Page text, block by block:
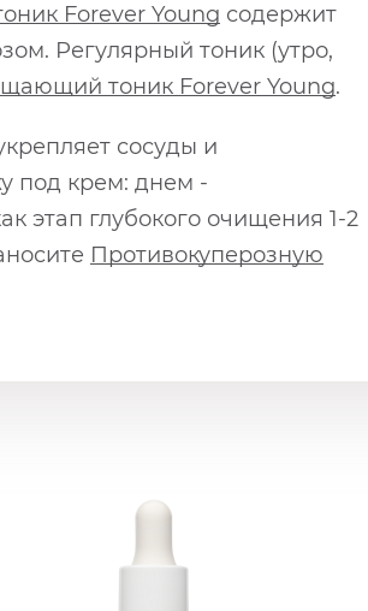
Forever Young содержит
Регулярный тоник (утро,
тоник Forever Young.
сосуды и
под крем: днем -
этап глубокого очищения 1-2
Противокуперозную